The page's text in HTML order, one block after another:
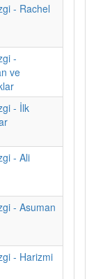
- Rachel
-
ve
- İlk
- Ali
- Asuman
- Harizmi